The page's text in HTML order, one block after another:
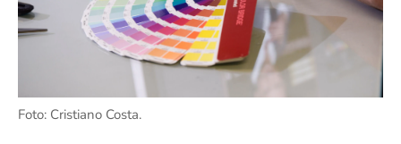
Foto: Cristiano Costa.